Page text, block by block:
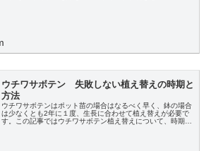
ウチワサボテン 失敗しない植え替えの時期と
方法
ウチワサボテンはポット苗の場合はなるべく早く、鉢の場合
は少なくとも2年に１度、生長に合わせて植え替えが必要で
す。この記事ではウチワサボテン植え替えについて、時期や